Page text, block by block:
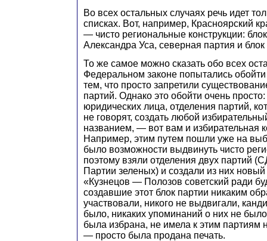
Во всех остальных случаях речь идет
списках. Вот, например, Красноярский
— чисто региональные конструкции:
Александра Уса, северная партия и
То же самое можно сказать обо всех
Федеральном законе попытались
тем, что просто запретили
партий. Однако это обойти очень
юридических лица, отделения партий,
не говорят, создать любой
названием, — вот вам и избирательная
Например, этим путем пошли уже на
было возможности выдвинуть чисто
поэтому взяли отделения двух партий
Партии зеленых) и создали из них
«Кузнецов — Полозов советский ради
создавшие этот блок партии никаким
участвовали, никого не выдвигали,
было, никаких упоминаний о них не
была избрана, не имела к этим партиям
— просто была продана печать.